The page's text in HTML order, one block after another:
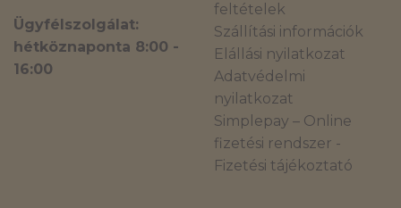
Ügyfélszolgálat:
hétköznaponta 8:00 -
16:00
feltételek
Szállítási információk
Elállási nyilatkozat
Adatvédelmi
nyilatkozat
Simplepay – Online
fizetési rendszer -
Fizetési tájékoztató